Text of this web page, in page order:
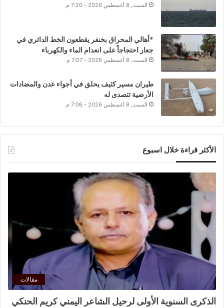
السبت, 8 أغسطس 2026 - 7:20 م
*أهالي المحراق بخنفر يقطعون الخط الدائري في
جعار احتجاجاً على انعدام الماء والكهرباء
السبت, 8 أغسطس 2026 - 7:07 م
طيران مسير كثيف يحلق في أجواء عدن والمضادات
الأرضية تتصدى له
السبت, 8 أغسطس 2026 - 7:06 م
الأكثر قراءة خلال اسبوع
مقالات
الذكرى السنوية الأولى لرحيل الشاعر اليمني كريم الحنكي